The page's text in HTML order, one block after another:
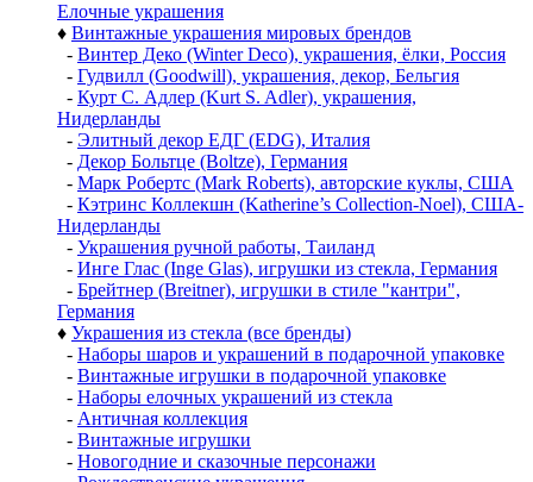
Елочные украшения
♦ Винтажные украшения мировых брендов
- Винтер Деко (Winter Deco), украшения, ёлки, Россия
- Гудвилл (Goodwill), украшения, декор, Бельгия
- Курт С. Адлер (Kurt S. Adler), украшения,
Нидерланды
- Элитный декор ЕДГ (EDG), Италия
- Декор Больтце (Boltze), Германия
- Марк Робертс (Mark Roberts), авторские куклы, США
- Кэтринс Коллекшн (Katherine’s Collection-Noel), США-
Нидерланды
- Украшения ручной работы, Таиланд
- Инге Глас (Inge Glas), игрушки из стекла, Германия
- Брейтнер (Breitner), игрушки в стиле "кантри",
Германия
♦ Украшения из стекла (все бренды)
- Наборы шаров и украшений в подарочной упаковке
- Винтажные игрушки в подарочной упаковке
- Наборы елочных украшений из стекла
- Античная коллекция
- Винтажные игрушки
- Новогодние и сказочные персонажи